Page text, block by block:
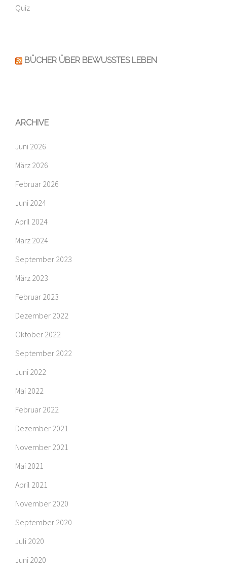
Quiz
BÜCHER ÜBER BEWUSSTES LEBEN
ARCHIVE
Juni 2026
März 2026
Februar 2026
Juni 2024
April 2024
März 2024
September 2023
März 2023
Februar 2023
Dezember 2022
Oktober 2022
September 2022
Juni 2022
Mai 2022
Februar 2022
Dezember 2021
November 2021
Mai 2021
April 2021
November 2020
September 2020
Juli 2020
Juni 2020